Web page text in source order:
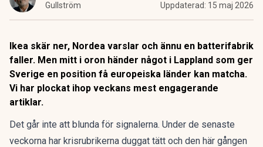
Gullström
Uppdaterad: 15 maj 2026
Ikea skär ner, Nordea varslar och ännu en batterifabrik
faller. Men mitt i oron händer något i Lappland som ger
Sverige en position få europeiska länder kan matcha.
Vi har plockat ihop veckans mest engagerande
artiklar.
Det går inte att blunda för signalerna. Under de senaste
veckorna har krisrubrikerna duggat tätt och den här gången